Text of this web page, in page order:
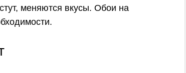
меняются вкусы. Обои на